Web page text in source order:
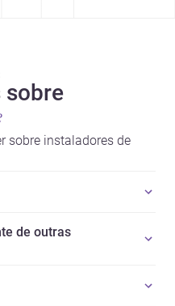
sobre
sobre instaladores de
de outras